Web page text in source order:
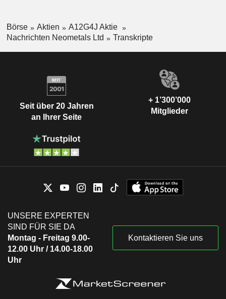
Börse Aktien
A12G4J Aktie
Nachrichten Neometals Ltd
Transkripte
Seit über 20 Jahren
an Ihrer Seite
+ 1’300’000
Mitglieder
UNSERE EXPERTEN
SIND FÜR SIE DA
Montag - Freitag 9.00-
12.00 Uhr / 14.00-18.00
Uhr
Kontaktieren Sie uns